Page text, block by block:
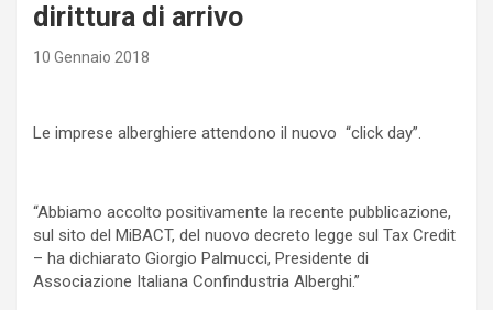
dirittura di arrivo
10 Gennaio 2018
Le imprese alberghiere attendono il nuovo “click day”.
“Abbiamo accolto positivamente la recente pubblicazione,
sul sito del MiBACT, del nuovo decreto legge sul Tax Credit
– ha dichiarato Giorgio Palmucci, Presidente di
Associazione Italiana Confindustria Alberghi.”